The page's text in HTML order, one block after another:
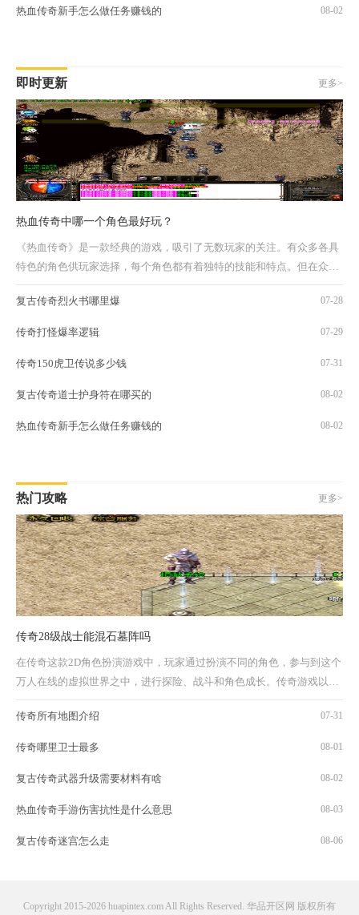
热血传奇新手怎么做任务赚钱的 08-02
即时更新 更多>
热血传奇中哪一个角色最好玩？
《热血传奇》是一款经典的游戏，吸引了无数玩家的关注。有众多各具
特色的角色供玩家选择，每个角色都有着独特的技能和特点。但在众多
的选择中，哪一个角色才是最好玩的呢？我个人认为，道士是《热血传
奇》中最好玩的角色之一。下面我将详细介绍道士的特色和优...
复古传奇烈火书哪里爆 07-28
传奇打怪爆率逻辑 07-29
传奇150虎卫传说多少钱 07-31
复古传奇道士护身符在哪买的 08-02
热血传奇新手怎么做任务赚钱的 08-02
热门攻略 更多>
传奇28级战士能混石墓阵吗
在传奇这款2D角色扮演游戏中，玩家通过扮演不同的角色，参与到这个
万人在线的虚拟世界之中，进行探险、战斗和角色成长。传奇游戏以其
独特的画风、丰富的剧情任务以及紧张刺激的...
传奇所有地图介绍
07-31
传奇哪里卫士最多 08-01
复古传奇武器升级需要材料有啥 08-02
热血传奇手游伤害抗性是什么意思 08-03
复古传奇迷宫怎么走 08-06
Copyright 2015-2026 huapintex.com All Rights Reserved. 华品开区网 版权所有